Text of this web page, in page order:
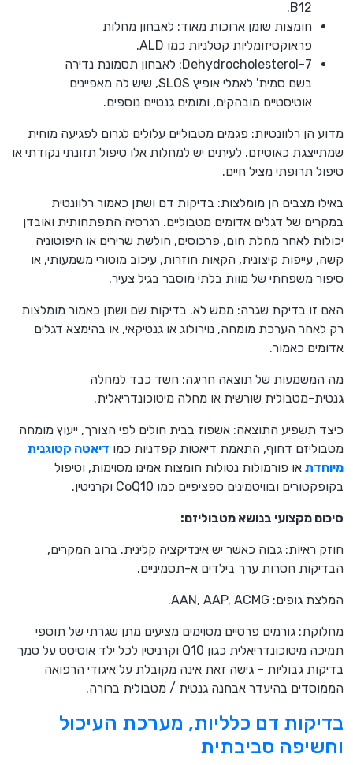
B12.
חומצות שומן ארוכות מאוד: לאבחון מחלות
פראוקסיזומליות קטלניות כמו ALD.
7-Dehydrocholesterol: לאבחון תסמונת נדירה
בשם סמית' לאמלי אופיץ SLOS, שיש לה מאפיינים
אוטיסטיים מובהקים, ומומים גנטיים נוספים.
מדוע הן רלוונטיות: פגמים מטבוליים עלולים לגרום לפגיעה מוחית
שמתייצגת כאוטיזם. לעיתים יש למחלות אלו טיפול תזונתי נקודתי או
טיפול תרופתי מציל חיים.
באילו מצבים הן מומלצות: בדיקות דם ושתן כאמור רלוונטית
במקרים של דגלים אדומים מטבוליים. רגרסיה התפתחותית ואובדן
יכולות לאחר מחלת חום, פרכוסים, חולשת שרירים או היפוטוניה
קשה, עייפות קיצונית, הקאות חוזרות, עיכוב מוטורי משמעותי, או
סיפור משפחתי של מוות בלתי מוסבר בגיל צעיר.
האם זו בדיקת שגרה: ממש לא. בדיקות שם ושתן כאמור מומלצות
רק לאחר הערכת מומחה, נוירולוג או גנטיקאי, או בהימצא דגלים
אדומים כאמור.
מה המשמעות של תוצאה חריגה: חשד כבד למחלה
גנטית-מטבולית שורשית או מחלה מיטוכונדריאלית.
כיצד תשפיע התוצאה: אשפוז בבית חולים לפי הצורך, ייעוץ מומחה
מטבוליזם דחוף, התאמת דיאטות קפדניות כמו דיאטה קטוגנית
מיוחדת או פורמולות נטולות חומצות אמינו מסוימות, וטיפול
בקופקטורים ובוויטמינים ספציפיים כמו CoQ10 וקרניטין.
סיכום מקצועי בנושא מטבוליזם:
חוזק ראיות: גבוה כאשר יש אינדיקציה קלינית. ברוב המקרים,
הבדיקות חסרות ערך בילדים א-תסמיניים.
המלצת גופים: AAN, AAP, ACMG.
מחלוקת: גורמים פרטיים מסוימים מציעים מתן שגרתי של תוספי
תמיכה מיטוכונדריאלית כגון Q10 וקרניטין לכל ילד אוטיסט על סמך
בדיקות גבוליות – גישה זאת אינה מקובלת על איגודי הרפואה
הממוסדים בהיעדר אבחנה גנטית / מטבולית ברורה.
בדיקות דם כלליות, מערכת העיכול
וחשיפה סביבתית